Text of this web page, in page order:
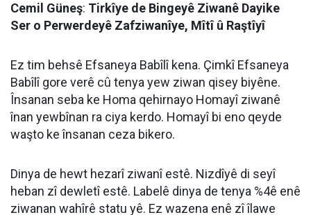
Cemil Güneş: Tirkîye de Bingeyê Ziwanê Dayike
Ser o Perwerdeyê Zafziwanîye, Mîtî û Raştîyî
Ez tim behsê Efsaneya Babîlî kena. Çimkî Efsaneya
Babîlî gore verê cû tenya yew ziwan qisey biyêne.
Însanan seba ke Homa qehirnayo Homayî ziwanê
înan yewbînan ra ciya kerdo. Homayî bi eno qeyde
waşto ke însanan ceza bikero.
Dinya de hewt hezarî ziwanî estê. Nizdîyê di seyî
heban zî dewletî estê. Labelê dinya de tenya %4ê enê
ziwanan wahîrê statu yê. Ez wazena enê zî îlawe